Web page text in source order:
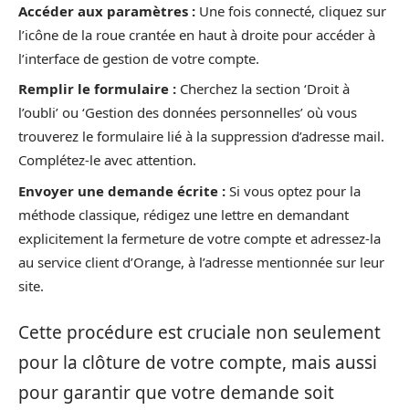
Accéder aux paramètres : Une fois connecté, cliquez sur
l’icône de la roue crantée en haut à droite pour accéder à
l’interface de gestion de votre compte.
Remplir le formulaire : Cherchez la section ‘Droit à
l’oubli’ ou ‘Gestion des données personnelles’ où vous
trouverez le formulaire lié à la suppression d’adresse mail.
Complétez-le avec attention.
Envoyer une demande écrite : Si vous optez pour la
méthode classique, rédigez une lettre en demandant
explicitement la fermeture de votre compte et adressez-la
au service client d’Orange, à l’adresse mentionnée sur leur
site.
Cette procédure est cruciale non seulement
pour la clôture de votre compte, mais aussi
pour garantir que votre demande soit